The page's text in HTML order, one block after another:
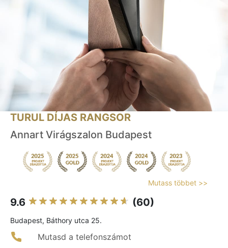
TURUL DÍJAS RANGSOR
Annart Virágszalon Budapest
Mutass többet >>
9.6 (60)
Budapest, Báthory utca 25.
Mutasd a telefonszámot